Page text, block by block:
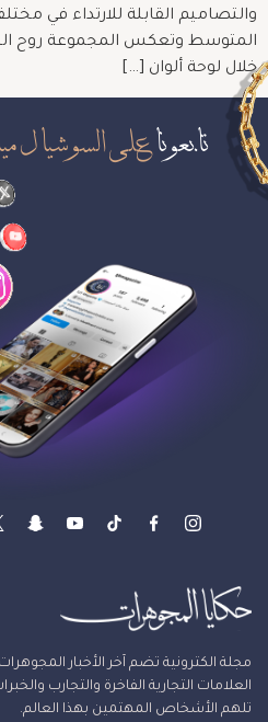
والتصاميم القابلة للارتداء في
المتوسط وتعكس المجموعة روح
خلال لوحة ألوان […]
تابعوناعلى السوشيال
مجلة الكترونية تضم آخر الأخبار
العلامات التجارية الفاخرة والتجارب
تلهم الأشخاص المهتمين بهذا العالم.